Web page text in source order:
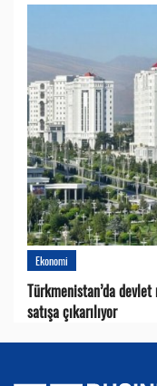
Ekonomi
Türkmenistan’da
satışa çıkarılıyor